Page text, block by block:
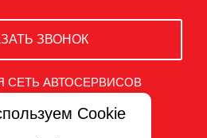
ЗВОНОК
СЕТЬ АВТОСЕРВИСОВ
Сервис» 2009-2026
Cookie